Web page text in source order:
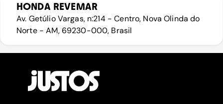
HONDA REVEMAR
Av. Getúlio Vargas, n:214 - Centro, Nova Olinda do
Norte - AM, 69230-000, Brasil